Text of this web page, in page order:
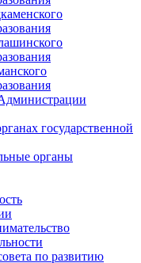
государственной
органы
по развитию